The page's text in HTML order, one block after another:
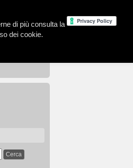
di più consulta la
dei cookie.